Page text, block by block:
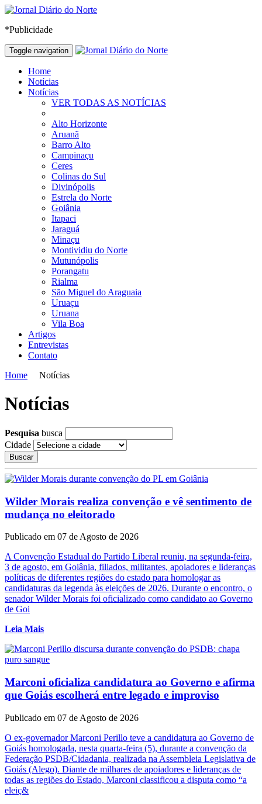
*Publicidade
Toggle navigation
Home
Notícias
Notícias
VER TODAS AS NOTÍCIAS
Alto Horizonte
Aruanã
Barro Alto
Campinaçu
Ceres
Colinas do Sul
Divinópolis
Estrela do Norte
Goiânia
Itapaci
Jaraguá
Minaçu
Montividiu do Norte
Mutunópolis
Porangatu
Rialma
São Miguel do Araguaia
Uruaçu
Uruana
Vila Boa
Artigos
Entrevistas
Contato
Home
Notícias
Notícias
Pesquisa busca
Cidade
Buscar
Wilder Morais realiza convenção e vê sentimento de
mudança no eleitorado
Publicado em 07 de Agosto de 2026
A Convenção Estadual do Partido Liberal reuniu, na segunda-feira,
3 de agosto, em Goiânia, filiados, militantes, apoiadores e lideranças
políticas de diferentes regiões do estado para homologar as
candidaturas da legenda às eleições de 2026. Durante o encontro, o
senador Wilder Morais foi oficializado como candidato ao Governo
de Goi
Leia Mais
Marconi oficializa candidatura ao Governo e afirma
que Goiás escolherá entre legado e improviso
Publicado em 07 de Agosto de 2026
O ex-governador Marconi Perillo teve a candidatura ao Governo de
Goiás homologada, nesta quarta-feira (5), durante a convenção da
Federação PSDB/Cidadania, realizada na Assembleia Legislativa de
Goiás (Alego). Diante de milhares de apoiadores e lideranças de
todas as regiões do Estado, Marconi classificou a disputa como “a
eleiç&